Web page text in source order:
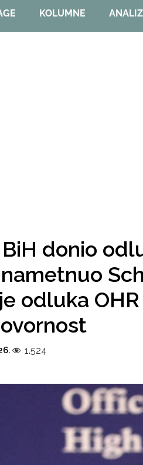
KOLUMNE
donio
odluka
1.524